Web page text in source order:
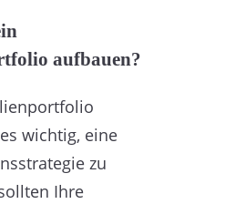
aufbauen?
wichtig, eine
zu
Ihre